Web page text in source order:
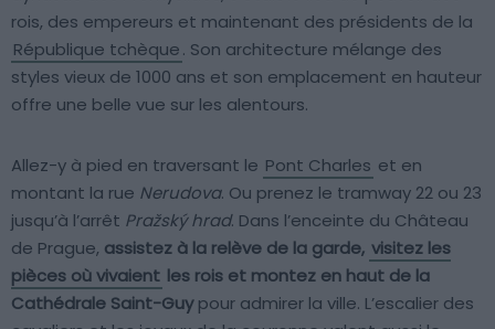
rois, des empereurs et maintenant des présidents de la
République tchèque. Son architecture mélange des
styles vieux de 1000 ans et son emplacement en hauteur
offre une belle vue sur les alentours.
Allez-y à pied en traversant le Pont Charles et en
montant la rue Nerudova. Ou prenez le tramway 22 ou 23
jusqu’à l’arrêt Pražský hrad. Dans l’enceinte du Château
de Prague, assistez à la relève de la garde, visitez les
pièces où vivaient les rois et montez en haut de la
Cathédrale Saint-Guypour admirer la ville. L’escalier des